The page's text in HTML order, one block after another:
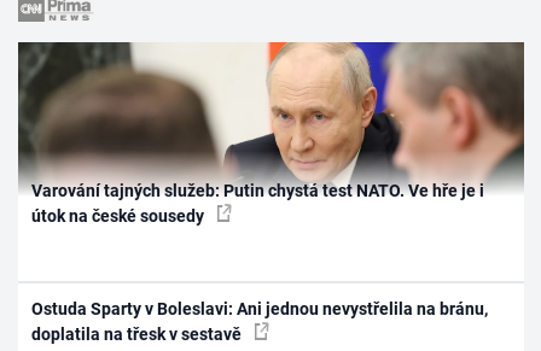
Varování tajných služeb: Putin chystá test NATO. Ve hře je i
útok na české sousedy
Ostuda Sparty v Boleslavi: Ani jednou nevystřelila na bránu,
doplatila na třesk v sestavě